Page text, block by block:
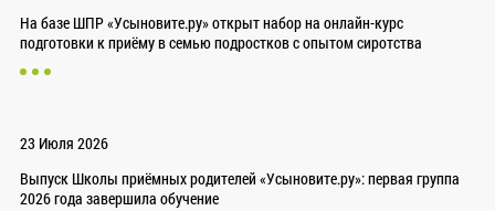
На базе ШПР «Усыновите.ру» открыт набор на онлайн-курс
подготовки к приёму в семью подростков с опытом сиротства
23 Июля 2026
Выпуск Школы приёмных родителей «Усыновите.ру»: первая группа
2026 года завершила обучение